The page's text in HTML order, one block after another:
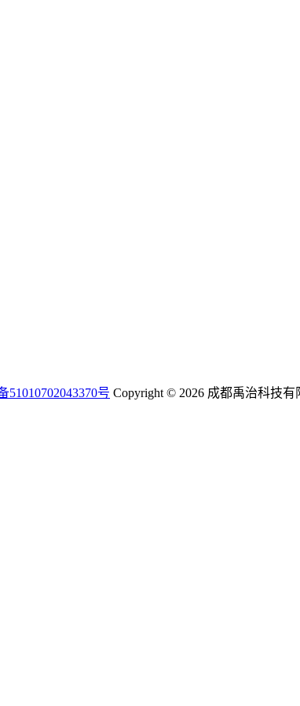
51010702043370号 Copyright © 2026 成都禹治科技有